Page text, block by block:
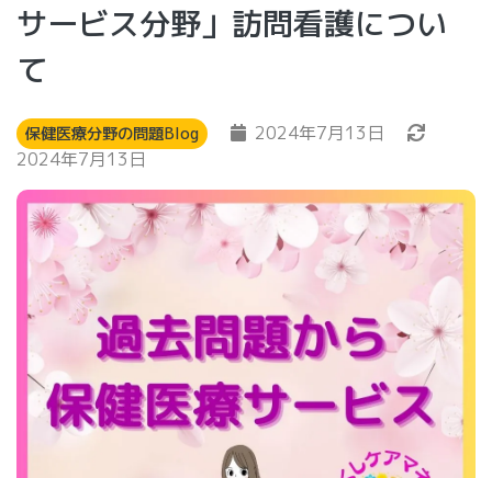
サービス分野」訪問看護につい
て
保健医療分野の問題Blog
2024年7月13日
2024年7月13日